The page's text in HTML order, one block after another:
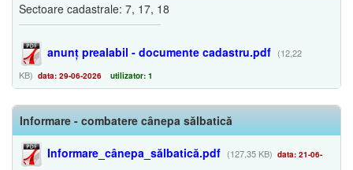
Sectoare cadastrale: 7, 17, 18
anunț prealabil - documente cadastru.pdf (12,22
KB) data: 29-06-2026 utilizator: 1
Informare - combatere cânepa sălbatică
Informare_cânepa_sălbatică.pdf (127,35 KB) data: 21-06-